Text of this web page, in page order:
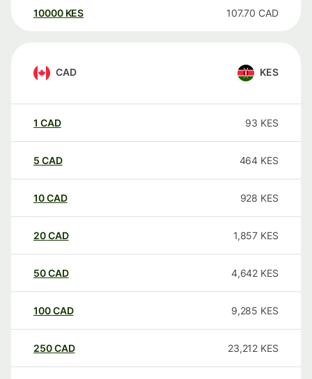
10000 KES 107.70 CAD
CAD KES
1 CAD 93 KES
5 CAD 464 KES
10CAD 928 KES
20CAD 1,857 KES
50CAD 4,642 KES
100CAD 9,285 KES
250CAD 23,212 KES